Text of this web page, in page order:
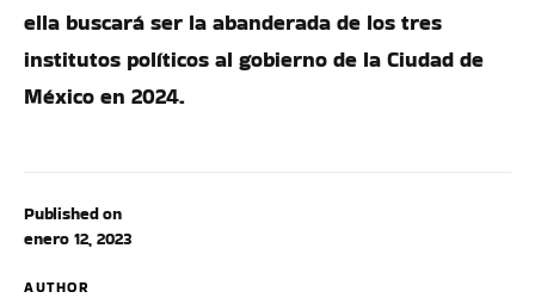
Published on
enero 12, 2023
AUTHOR
ella buscará ser la abanderada de los tres
institutos políticos al gobierno de la Ciudad de
México en 2024.